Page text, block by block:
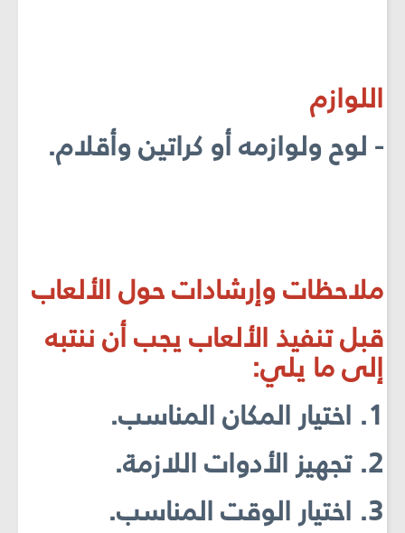
اللوازم
- لوح ولوازمه أو كراتين وأقلام.
ملاحظات وإرشادات حول الألعاب
قبل تنفيذ الألعاب يجب أن ننتبه
إلى ما يلي:
1. اختيار المكان المناسب.
2. تجهيز الأدوات اللازمة.
3. اختيار الوقت المناسب.